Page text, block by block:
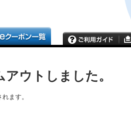
ウトしました。
ます。